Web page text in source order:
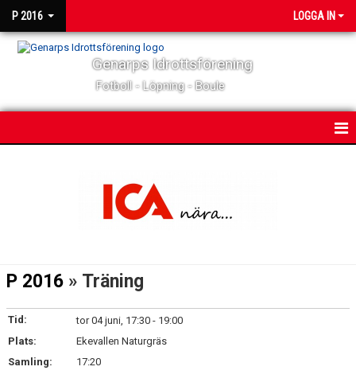
P 2016 LOGGA IN
Genarps Idrottsförening
Fotboll - Löpning - Boule
DOKUMENT
P 2016 » Träning
Tid:
tor 04 juni, 17:30 - 19:00
Plats:
Ekevallen Naturgräs
Samling:
17:20